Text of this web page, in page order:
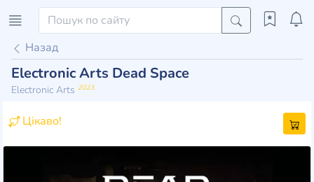
Назад
Electronic Arts Dead Space
Electronic Arts 2023
Цікаво!